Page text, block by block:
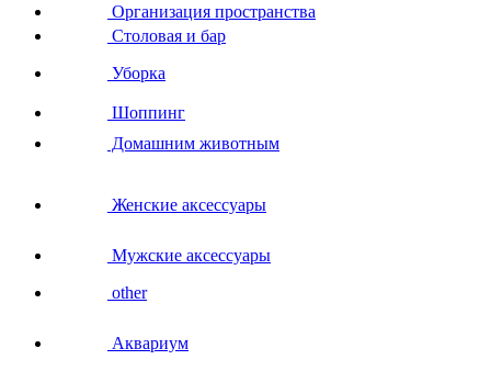
Организация пространства
Столовая и бар
Уборка
Шоппинг
Домашним животным
Женские аксессуары
Мужские аксессуары
other
Аквариум